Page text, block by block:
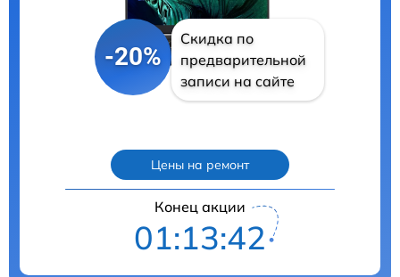
-20%
Скидка по
предварительной
записи на сайте
Цены на ремонт
Конец акции
01:13:41